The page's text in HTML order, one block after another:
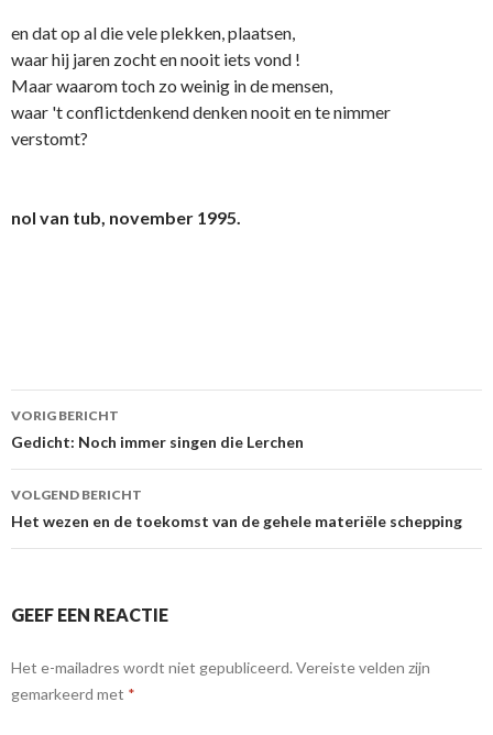
en dat op al die vele plekken, plaatsen,
waar hij jaren zocht en nooit iets vond !
Maar waarom toch zo weinig in de mensen,
waar 't conflictdenkend denken nooit en te nimmer
verstomt?
nol van tub, november 19­95.
Berichtnavigatie
VORIG BERICHT
Gedicht: Noch immer singen die Lerchen
VOLGEND BERICHT
Het wezen en de toekomst van de gehele materiële schepping
GEEF EEN REACTIE
Het e-mailadres wordt niet gepubliceerd. Vereiste velden zijn
gemarkeerd met *